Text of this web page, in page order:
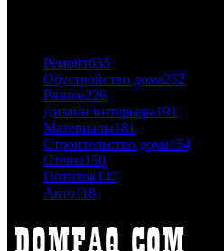
Ремонт635
Обустройство дома252
Разное226
Дизайн интерьера191
Материалы181
Строительство дома154
Стены150
Потолок147
Авто118